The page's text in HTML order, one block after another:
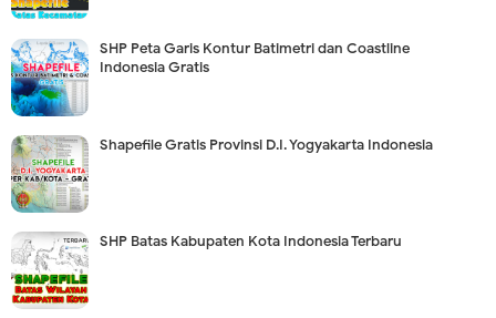
SHP Peta Garis Kontur Batimetri dan Coastline
Indonesia Gratis
Shapefile Gratis Provinsi D.I. Yogyakarta Indonesia
SHP Batas Kabupaten Kota Indonesia Terbaru